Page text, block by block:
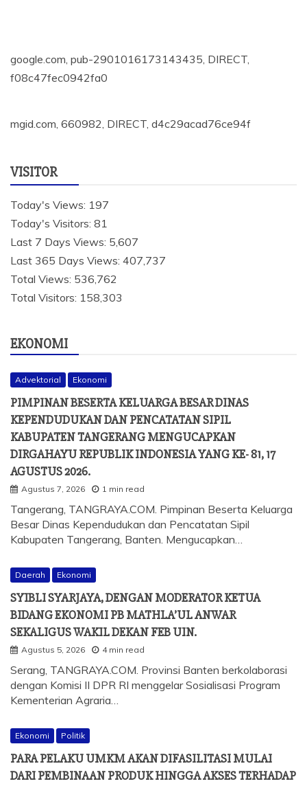
google.com, pub-2901016173143435, DIRECT,
f08c47fec0942fa0
mgid.com, 660982, DIRECT, d4c29acad76ce94f
VISITOR
Today's Views: 197
Today's Visitors: 81
Last 7 Days Views: 5,607
Last 365 Days Views: 407,737
Total Views: 536,762
Total Visitors: 158,303
EKONOMI
Advektorial Ekonomi
PIMPINAN BESERTA KELUARGA BESAR DINAS
KEPENDUDUKAN DAN PENCATATAN SIPIL
KABUPATEN TANGERANG MENGUCAPKAN
DIRGAHAYU REPUBLIK INDONESIA YANG KE- 81, 17
AGUSTUS 2026.
Agustus 7, 2026 1 min read
Tangerang, TANGRAYA.COM. Pimpinan Beserta Keluarga
Besar Dinas Kependudukan dan Pencatatan Sipil
Kabupaten Tangerang, Banten. Mengucapkan…
Daerah Ekonomi
SYIBLI SYARJAYA, DENGAN MODERATOR KETUA
BIDANG EKONOMI PB MATHLA’UL ANWAR
SEKALIGUS WAKIL DEKAN FEB UIN.
Agustus 5, 2026 4 min read
Serang, TANGRAYA.COM. Provinsi Banten berkolaborasi
dengan Komisi II DPR RI menggelar Sosialisasi Program
Kementerian Agraria…
Ekonomi Politik
PARA PELAKU UMKM AKAN DIFASILITASI MULAI
DARI PEMBINAAN PRODUK HINGGA AKSES TERHADAP